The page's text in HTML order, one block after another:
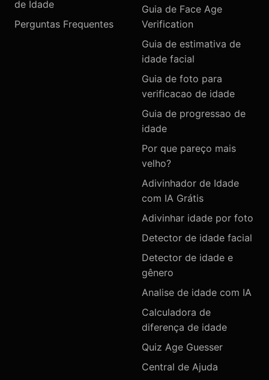
de Idade
Perguntas Frequentes
Guia de Face Age
Verification
Guia de estimativa de
idade facial
Guia de foto para
verificacao de idade
Guia de progressao de
idade
Por que pareço mais
velho?
Adivinhador de Idade
com IA Grátis
Adivinhar idade por foto
Detector de idade facial
Detector de idade e
gênero
Analise de idade com IA
Calculadora de
diferença de idade
Quiz Age Guesser
Central de Ajuda